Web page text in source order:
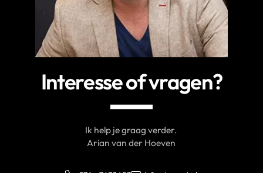
Interesse of vragen?
Ik help je graag verder.
Arian van der Hoeven